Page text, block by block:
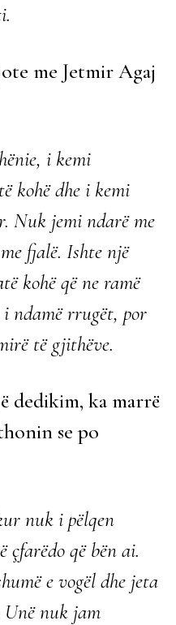
me Jetmir Agaj
i kemi
kohë dhe i kemi
Nuk jemi ndarë me
fjalë. Ishte një
kohë që ne ramë
ndamë rrugët, por
të gjithëve.
dedikim, ka marrë
se po
nuk i pëlqen
çfarëdo që bën ai.
e vogël dhe jeta
Unë nuk jam